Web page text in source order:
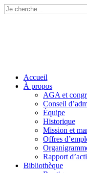
Accueil
À propos
AGA et
Conseil
Équipe
Historique
Mission et
Offres
Rapport
Bibliothèque